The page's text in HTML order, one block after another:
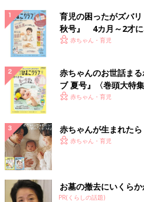
育児の困ったがズバ
秋号』 4カ月～2才に
いっぱい！
赤ちゃん・育児
赤ちゃんのお世話ま
ブ 夏号』〈巻頭大特
く！ おっぱい・ミル
赤ちゃん・育児
赤ちゃんが生まれたら
赤ちゃん・育児
お墓の撤去にいくら
PR(くらしの話題)